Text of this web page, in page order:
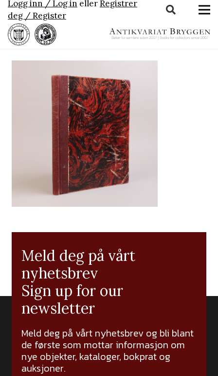
Logg inn / Log in ellerRegistrer
deg / Register
Meld deg på vårt
nyhetsbrev
Sign up for our
newsletter
Meld deg på vårt nyhetsbrev og bli blant
de første som mottar informasjon om
nye objekter, kataloger, bokprat og
auksjoner.